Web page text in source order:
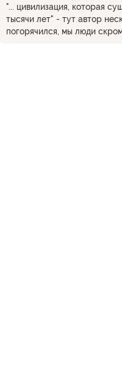
"... цивилизация, которая
тысячи лет" - тут автор
погорячился, мы люди